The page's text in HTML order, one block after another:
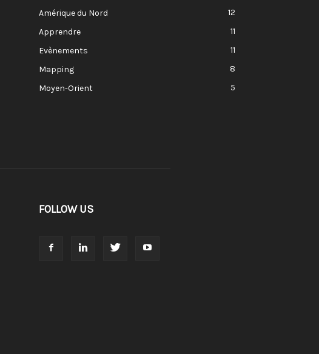
Amérique du Nord
12
Apprendre
11
Evènements
11
Mapping
8
Moyen-Orient
5
FOLLOW US